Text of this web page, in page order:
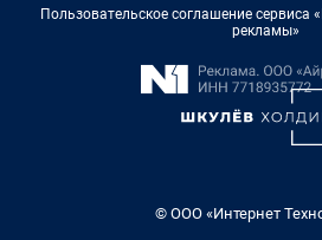
Пользовательское соглашение сервиса
рекламы»
© ООО «Интернет